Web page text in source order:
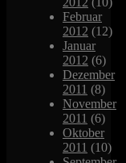
Februar
2012 (12)
Januar
2012 (6)
Dezember
2011 (8)
November
2011 (6)
Oktober
2011 (10)